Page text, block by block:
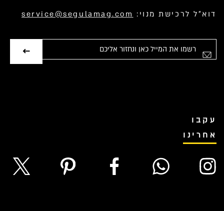
דוא”ל לרכישת מנוי: service@segulamag.com
עקבו
אחרינו